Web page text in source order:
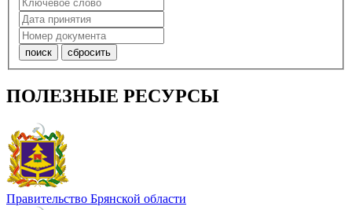
ПОЛЕЗНЫЕ РЕСУРСЫ
Правительство Брянской области